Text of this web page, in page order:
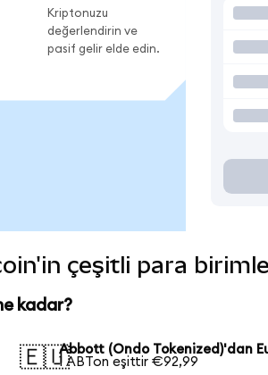
Kriptonuzu
değerlendirin ve
pasif gelir elde edin.
çeşitli para
kadar?
🇪🇺Abbott (Ondo Tokenized)'dan
1 ABTon eşittir €92,99